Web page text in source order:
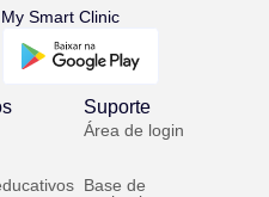
Smart Clinic
Suporte
Área de login
Base de